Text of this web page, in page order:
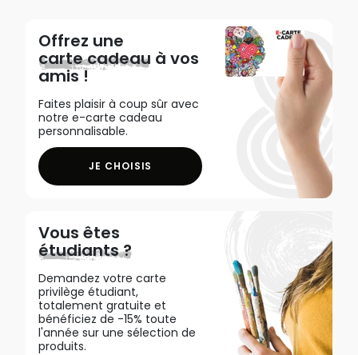
Offrez une
carte cadeau à vos
amis !
Faites plaisir à coup sûr avec
notre e-carte cadeau
personnalisable.
JE CHOISIS
Vous êtes
étudiants ?
Demandez votre carte
privilège étudiant,
totalement gratuite et
bénéficiez de -15% toute
l'année sur une sélection de
produits.